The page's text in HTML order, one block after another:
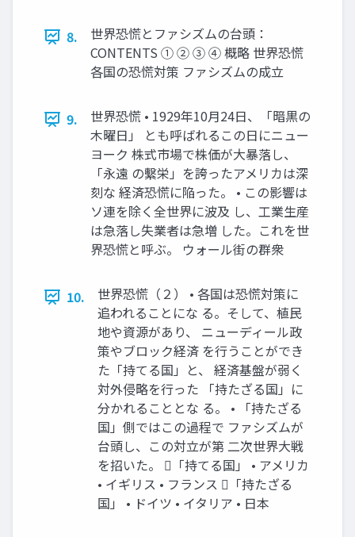
8.
世界恐慌とファシズムの台頭：
CONTENTS ① ② ③ ④ 概略 世界恐慌
各国の恐慌対策 ファシズムの成立
9.
世界恐慌 • 1929年10月24日、「暗黒の
木曜日」 とも呼ばれるこの日にニュー
ヨーク 株式市場で株価が大暴落し、
「永遠 の繫栄」を誇ったアメリカは深
刻な 経済恐慌に陥った。 • この影響は
ソ連を除く全世界に波及 し、工業生産
は急落し失業者は急増 した。これを世
界恐慌と呼ぶ。 ウォール街の群衆
10.
世界恐慌（２） • 各国は恐慌対策に
追われることにな る。そして、植民
地や資源があり、 ニューディール政
策やブロック経済 を行うことができ
た「持てる国」と、 経済基盤が弱く
対外侵略を行った 「持たざる国」に
分かれることとな る。 • 「持たざる
国」側ではこの過程で ファシズムが
台頭し、この対立が第 二次世界大戦
を招いた。 「持てる国」 • アメリカ
• イギリス • フランス 「持たざる
国」 • ドイツ • イタリア • 日本